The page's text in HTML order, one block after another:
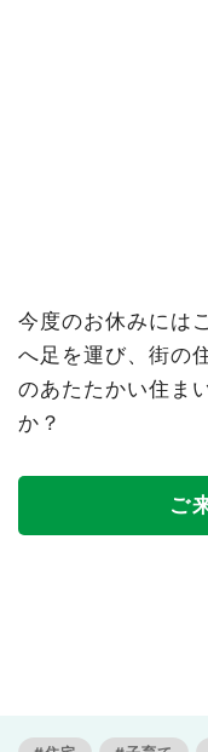
今度のお休みには
へ足を運び、街の
のあたたかい住ま
か？
ご